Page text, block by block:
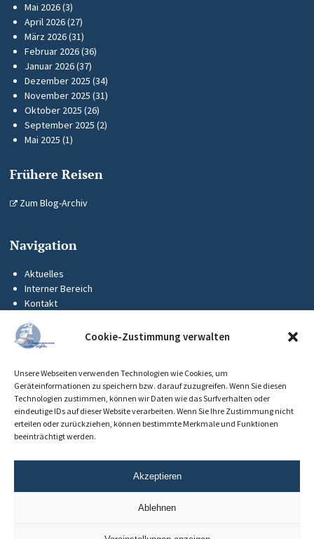
Cookie-Zustimmung verwalten
Unsere Webseiten verwenden Technologien wie Cookies, um
Geräteinformationen zu speichern bzw. darauf zuzugreifen. Wenn Sie diesen
Technologien zustimmen, können wir Daten wie das Surfverhalten oder
eindeutige IDs auf dieser Website verarbeiten. Wenn Sie Ihre Zustimmung nicht
erteilen oder zurückziehen, können bestimmte Merkmale und Funktionen
beeinträchtigt werden.
Akzeptieren
Ablehnen
Mai 2026(3)
April 2026(27)
März 2026(31)
Februar 2026(36)
Januar 2026(37)
Dezember 2025 (34)
November 2025 (31)
Oktober 2025 (26)
September 2025 (2)
Mai 2025 (1)
Frühere Reisen
Zum Blog-Archiv
Navigation
Aktuelles
Interner Bereich
Kontakt
Impressum
Datenschutz
Cookie-Richtlinie (EU)